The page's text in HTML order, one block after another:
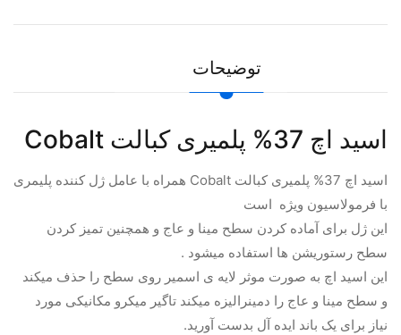
توضیحات
اسید اچ 37% پلمیری کبالت Cobalt
اسید اچ 37% پلمیری کبالت Cobalt همراه با عامل ژل کننده پلیمری
با فرمولاسیون ویژه است
این ژل برای آماده کردن سطح مینا و عاج و همچنین تمیز کردن
سطح رستوریشن ها استفاده میشود .
این اسید اچ به صورت موثر لایه ی اسمیر روی سطح را حذف میکند
و سطح مینا و عاج را دمینرالیزه میکند تاگیر میکرو مکانیکی مورد
نیاز برای یک باند ایده آل بدست آورید.